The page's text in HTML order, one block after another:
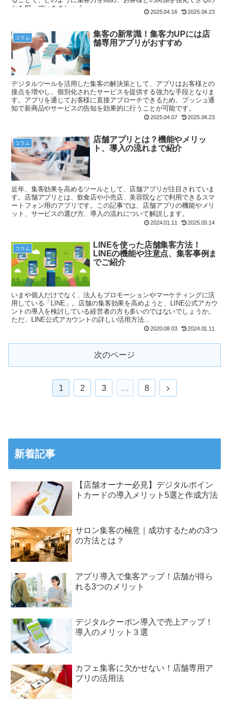
かを探っていきましょう。
2025.04.16 2025.04.23
コラム
集客の新常識！集客力UPには店
舗専用アプリがおすすめ
デジタルツールを活用した集客の解決策として、アプリはお客様との
接点を増やし、個別化されたサービスを提供する強力な手段となりま
す。アプリを通じてお客様に直接アプローチできるため、プッシュ通
知で新商品やサービスの告知を効果的に行うことが可能です。
2025.04.07 2025.04.23
コラム
店舗アプリとは？機能やメリッ
ト、導入の流れまで紹介
近年、集客効果を高めるツールとして、店舗アプリが注目されていま
す。店舗アプリとは、飲食店や小売店、美容院などで利用できるスマ
ートフォン用のアプリです。この記事では、店舗アプリの機能やメリ
ット、サービスの選び方、導入の流れについて解説します。
2024.01.11 2025.03.14
コラム
LINEを使った店舗集客方法！
LINEの機能や注意点、集客事例ま
でご紹介
いまや個人だけでなく、法人もプロモーションやマーケティングに活
用している「LINE」。店舗の集客効果を高めようと、LINE公式アカウ
ントの導入を検討している経営者の方も多いのではないでしょうか。
ただ、LINE公式アカウントの詳しい活用方法...
2020.08.03 2024.01.11
次のページ
1 2 3 … 8
新着記事
【店舗オーナー必見】デジタルポイン
トカードの導入メリット5選と作成方法
サロン集客の極意｜成功するための3つ
の方法とは？
アプリ導入で集客アップ！店舗が得ら
れる3つのメリット
デジタルクーポン導入で売上アップ！
導入のメリット３選
カフェ集客に欠かせない！店舗専用ア
プリの活用法